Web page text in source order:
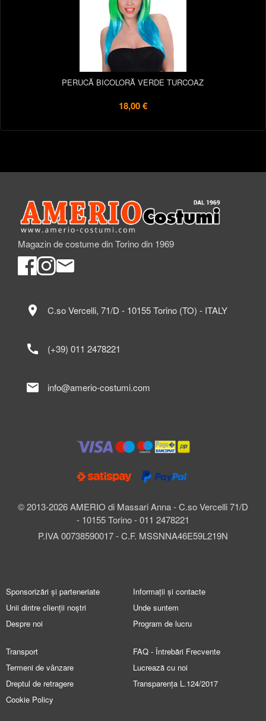
PERUCĂ BICOLORĂ VERDE TURCOAZ
18,00 €
Magazin de costume din Torino din 1969
© 2013-2026 AMERIO di Massari Anna - C.so Vercelli 71/D
- 10155 Torino - 011 2478221
P.IVA 00738590017 - C.F. MSSNNA46E59L219N
location_on C.so Vercelli, 71/D - 10155 Torino (TO) - ITALY
call (+39) 011 2478221
mail info@amerio-costumi.com
Sponsorizări și parteneriate
Unii dintre clienții noștri
Despre noi
Informații și contacte
Unde suntem
Program de lucru
Transport
Termeni de vânzare
Dreptul de retragere
Cookie Policy
FAQ - Întrebări Frecvente
Lucrează cu noi
Transparența L.124/2017